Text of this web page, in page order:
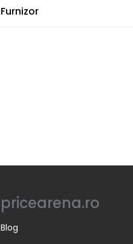
Furnizor
pricearena.ro
Blog